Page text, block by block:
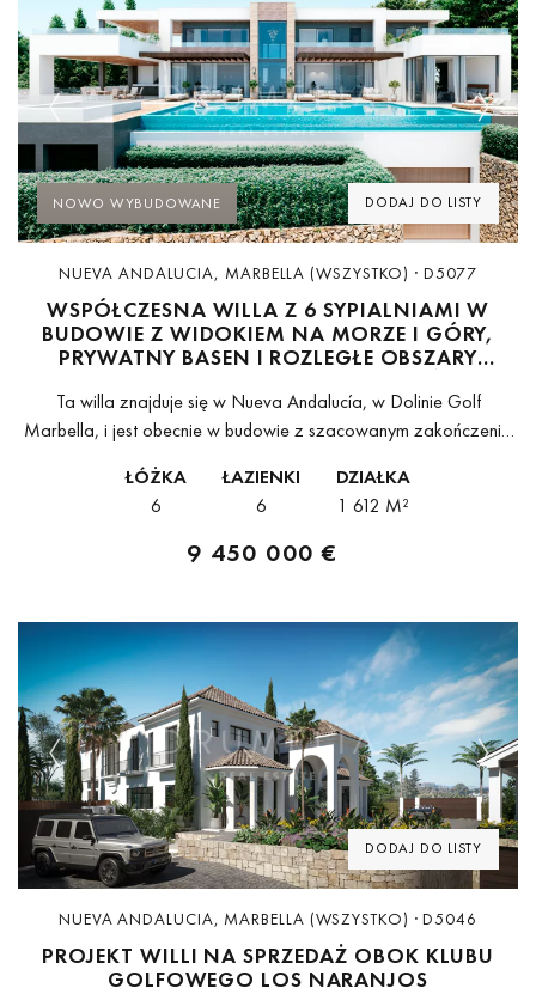
DODAJ DO LISTY
Previous Next
NOWO WYBUDOWANE
NUEVA ANDALUCIA, MARBELLA (WSZYSTKO) · D5077
WSPÓŁCZESNA WILLA Z 6 SYPIALNIAMI W
BUDOWIE Z WIDOKIEM NA MORZE I GÓRY,
PRYWATNY BASEN I ROZLEGŁE OBSZARY
MARBELLA
Ta willa znajduje się w Nueva Andalucía, w Dolinie Golf
Marbella, i jest obecnie w budowie z szacowanym zakończenia
ŁÓŻKA
6
ŁAZIENKI
6
DZIAŁKA
1 612 M²
9 450 000 €
DODAJ DO LISTY
Previous Next
NUEVA ANDALUCIA, MARBELLA (WSZYSTKO) · D5046
PROJEKT WILLI NA SPRZEDAŻ OBOK KLUBU
GOLFOWEGO LOS NARANJOS